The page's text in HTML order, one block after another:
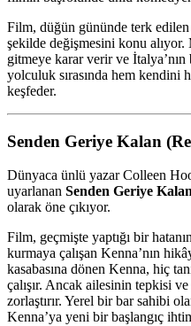
Film, düğün gününde terk
şekilde değişmesini konu alıyor.
gitmeye karar verir ve
yolculuk sırasında hem kendini
keşfeder.
Senden Geriye Kalan
Dünyaca ünlü yazarColleen
uyarlanan Senden Geriye Kalan
olarak öne çıkıyor.
Film, geçmişte yaptığı bir
kurmaya çalışan Kenna’nın
kasabasına dönen Kenna, hiç
çalışır. Ancak ailesinin tepkisi
zorlaştırır. Yerel bir bar sahibi
Kenna’ya yeni bir başlangıç